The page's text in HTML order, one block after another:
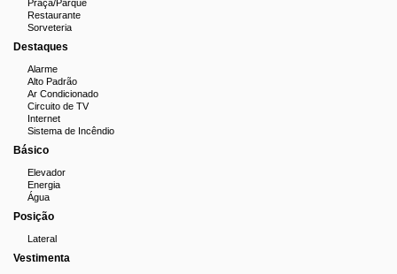
Praça/Parque
Restaurante
Sorveteria
Destaques
Alarme
Alto Padrão
Ar Condicionado
Circuito de TV
Internet
Sistema de Incêndio
Básico
Elevador
Energia
Água
Posição
Lateral
Vestimenta